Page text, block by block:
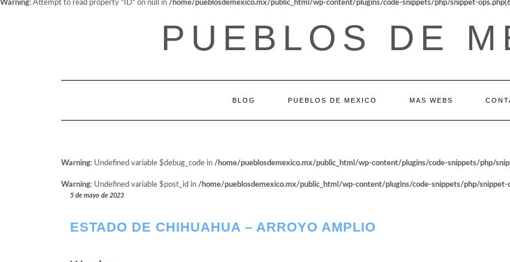
Warning: Attempt to read property "ID" on null in /home/pueblosdemexico.mx/public_html/wp-content/plugins/code-snippets/php/snippet-
PUEBLOS DE
BLOG PUEBLOS DE MEXICO MAS WEBS
Warning: Undefined variable $debug_code in /home/pueblosdemexico.mx/public_html/wp-content/plugins/code-snippets/php/
Warning: Undefined variable $post_id in /home/pueblosdemexico.mx/public_html/wp-content/plugins/code-snippets/php/snippet-
5 de mayo de 2023
ESTADO DE CHIHUAHUA – ARROYO AMPLIO